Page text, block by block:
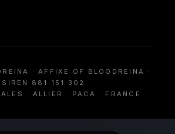
· AFFIXE OF BLOODREINA ·
SIREN 881 151 302
· ALLIER · PACA · FRANCE